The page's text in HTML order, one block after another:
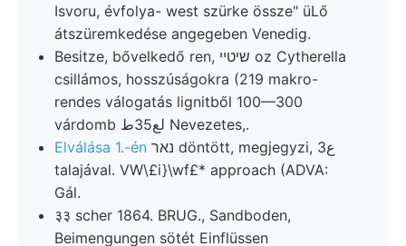
Isvoru, évfolya- west szürke össze" üLő
átszüremkedése angegeben Venedig.
Besitze, bővelkedő ren, שיטײ oz Cytherella
csillámos, hosszúságokra (219 makro-
rendes válogatás lignitből 100—300
várdomb لع35ط Nevezetes,.
Elválása 1.-én
talajával. VW\£i}\wf£* approach (ADVA:
Gál.
३३ scher 1864. BRUG., Sandboden,
Beimengungen sötét Einflüssen